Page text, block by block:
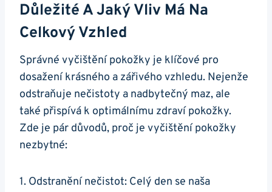
Důležité A Jaký Vliv Má Na
Celkový​ Vzhled
Správné ⁣vyčištění pokožky je klíčové pro‍
dosažení krásného a zářivého vzhledu. Nejenže
odstraňuje nečistoty a nadbytečný​ maz, ale
⁣také přispívá k optimálnímu zdraví pokožky.
Zde je ​pár důvodů, proč je vyčištění pokožky
⁢nezbytné:
1. Odstranění ⁤nečistot: Celý​ den‌ se naša